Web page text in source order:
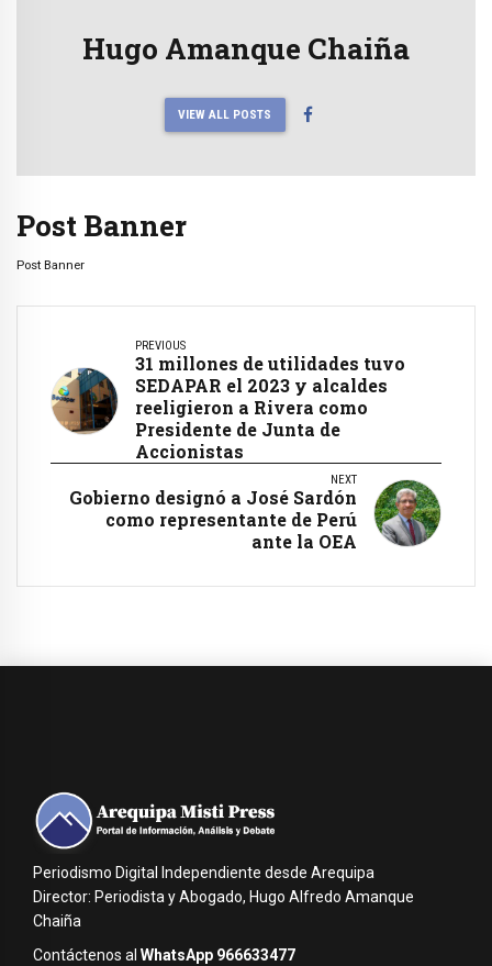
Hugo Amanque Chaiña
VIEW ALL POSTS
Post Banner
Post Banner
PREVIOUS
31 millones de utilidades tuvo
SEDAPAR el 2023 y alcaldes
reeligieron a Rivera como
Presidente de Junta de
Accionistas
NEXT
Gobierno designó a José Sardón
como representante de Perú
ante la OEA
Periodismo Digital Independiente desde Arequipa
Director: Periodista y Abogado, Hugo Alfredo Amanque
Chaiña
Contáctenos al WhatsApp 966633477